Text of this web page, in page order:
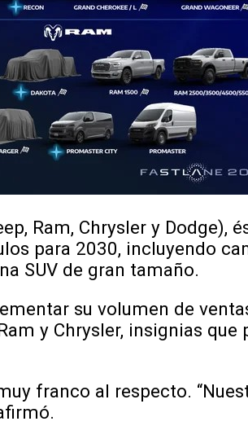
Ram, Chrysler y Dodge),
para 2030, incluyendo
SUV de gran tamaño.
su volumen de
y Chrysler, insignias
franco al respecto.